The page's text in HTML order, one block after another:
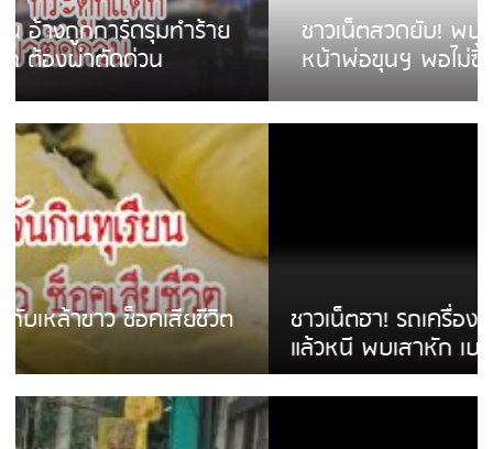
ชาวเน็ตสวดยับ! พบพม่าเร่ขายพวงมาลัย
หน้าพ่อขุนฯ พอไม่ซื้อเดินตาม
ชาวเน็ตฮา! รถเครื่องแม่สายชนป้ายร้านโลงศพ
แล้วหนี พบเสาหัก เบรคหัก หวิดได้ใช้บริการ